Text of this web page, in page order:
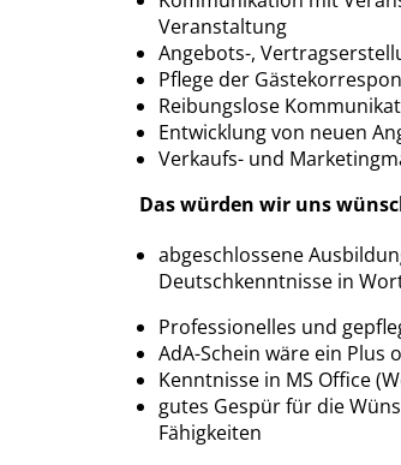
Veranstaltung
Angebots-,
Pflege der
Reibungslose
Entwicklung von neuen
Verkaufs- und
Das würden wir uns
abgeschlossene
Deutschkenntnisse in
Professionelles und
AdA-Schein wäre ein
Kenntnisse in MS Office
gutes Gespür für die
Fähigkeiten